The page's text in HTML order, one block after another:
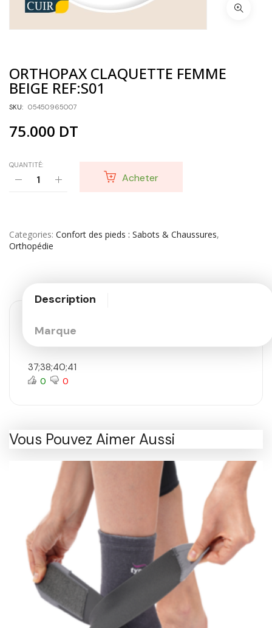
ORTHOPAX CLAQUETTE FEMME
BEIGE REF:S01
SKU: 05450965007
75.000 DT
QUANTITÉ:
Acheter
Categories Confort des pieds : Sabots & Chaussures,
Orthopédie
Description
Marque
37;38;40;41
0 0
Vous Pouvez Aimer Aussi